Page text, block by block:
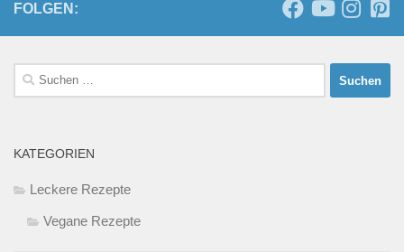
FOLGEN:
Suchen
nach:
KATEGORIEN
Leckere Rezepte
Vegane Rezepte